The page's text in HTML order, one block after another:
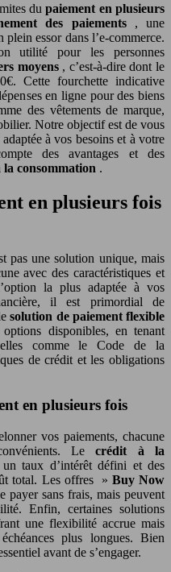
dupaiement en plusieurs
des paiements , une
plein essor dans l’e-commerce.
utilité pour les personnes
moyens , c’est-à-dire dont le
Cette fourchette indicative
en ligne pour des biens
des vêtements de marque,
Notre objectif est de vous
à vos besoins et à votre
des avantages et des
la consommation .
en plusieurs fois
pas une solution unique, mais
avec des caractéristiques et
la plus adaptée à vos
il est primordial de
solution de paiement flexible
disponibles, en tenant
comme le Code de la
de crédit et les obligations
en plusieurs fois
vos paiements, chacune
Lecrédit à la
un taux d’intérêt défini et des
total. Les offres » Buy Now
payer sans frais, mais peuvent
Enfin, certaines solutions
une flexibilité accrue mais
plus longues. Bien
avant de s’engager.